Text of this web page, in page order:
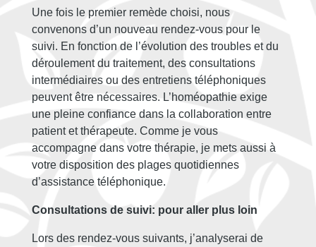
Une fois le premier remède choisi, nous
convenons d’un nouveau rendez-vous pour le
suivi. En fonction de l’évolution des troubles et du
déroulement du traitement, des consultations
intermédiaires ou des entretiens téléphoniques
peuvent être nécessaires. L’homéopathie exige
une pleine confiance dans la collaboration entre
patient et thérapeute. Comme je vous
accompagne dans votre thérapie, je mets aussi à
votre disposition des plages quotidiennes
d’assistance téléphonique.
Consultations de suivi: pour aller plus loin
Lors des rendez-vous suivants, j’analyserai de